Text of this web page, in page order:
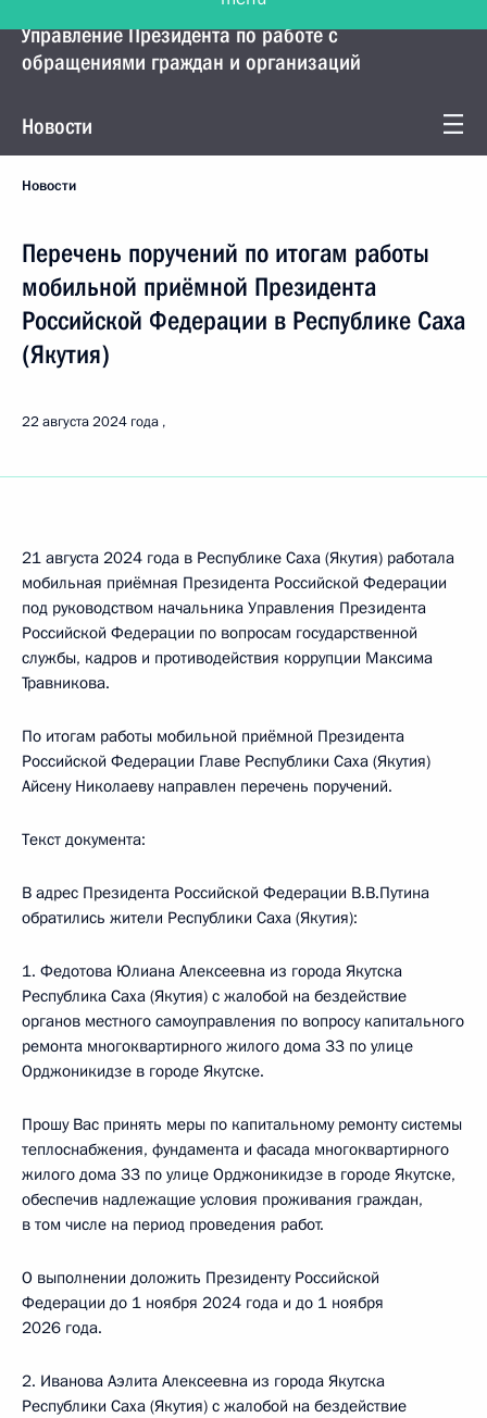
Управление Президента по работе с
обращениями граждан и организаций
Новости
Новости
Перечень поручений по итогам работы
мобильной приёмной Президента
Российской Федерации в Республике Саха
(Якутия)
22 августа 2024 года
21 августа 2024 года в Республике Саха (Якутия) работала
мобильная приёмная Президента Российской Федерации
под руководством начальника Управления Президента
Российской Федерации по вопросам государственной
службы, кадров и противодействия коррупции Максима
Травникова.
По итогам работы мобильной приёмной Президента
Российской Федерации Главе Республики Саха (Якутия)
Айсену Николаеву направлен перечень поручений.
Текст документа:
В адрес Президента Российской Федерации В.В.Путина
обратились жители Республики Саха (Якутия):
1. Федотова Юлиана Алексеевна из города Якутска
Республика Саха (Якутия) с жалобой на бездействие
органов местного самоуправления по вопросу капитального
ремонта многоквартирного жилого дома 33 по улице
Орджоникидзе в городе Якутске.
Прошу Вас принять меры по капитальному ремонту системы
теплоснабжения, фундамента и фасада многоквартирного
жилого дома 33 по улице Орджоникидзе в городе Якутске,
обеспечив надлежащие условия проживания граждан,
в том числе на период проведения работ.
О выполнении доложить Президенту Российской
Федерации до 1 ноября 2024 года и до 1 ноября
2026 года.
2. Иванова Аэлита Алексеевна из города Якутска
Республики Саха (Якутия) с жалобой на бездействие